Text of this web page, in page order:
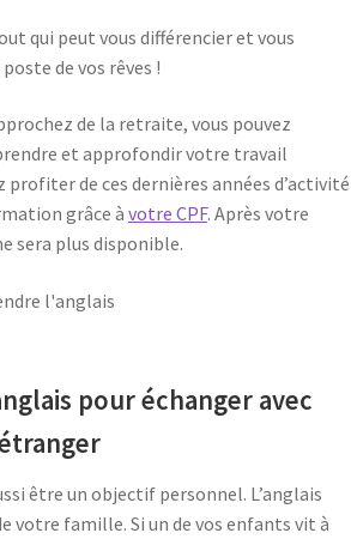
qui peut vous différencier et vous
de vos rêves !
de la retraite, vous pouvez
et approfondir votre travail
profiter de ces dernières années d’activité
grâce à votre CPF. Après votre
sera plus disponible.
pour échanger avec
être un objectif personnel. L’anglais
votre famille. Si un de vos enfants vit à